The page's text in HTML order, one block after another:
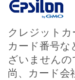
クレジット
カード番号
ざいません
尚、カード会